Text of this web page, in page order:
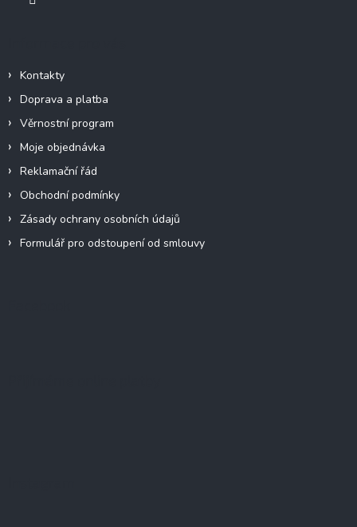
Kontakty
Doprava a platba
Věrnostní program
Moje objednávka
Reklamační řád
Obchodní podmínky
Zásady ochrany osobních údajů
Formulář pro odstoupení od smlouvy